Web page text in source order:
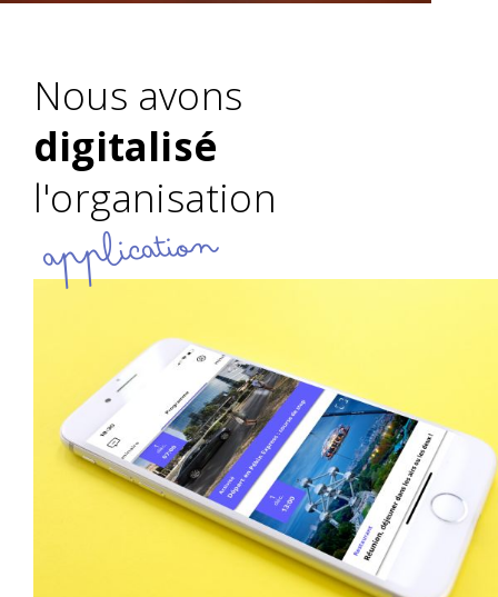
Nous avons
digitalisé
l'organisation
application